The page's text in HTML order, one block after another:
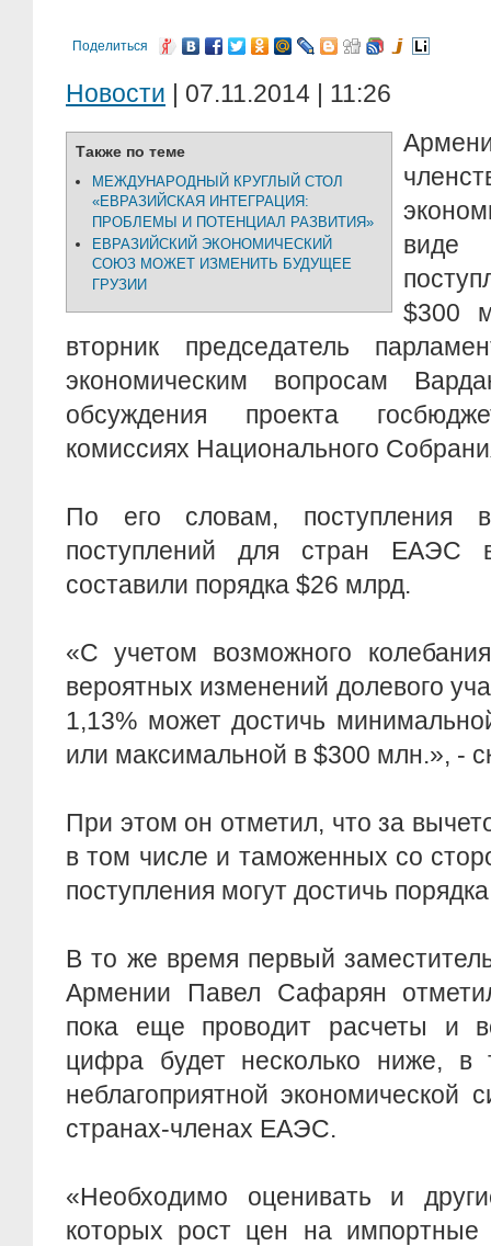
Поделиться
Новости | 07.11.2014 | 11:26
Также по теме
МЕЖДУНАРОДНЫЙ КРУГЛЫЙ СТОЛ
«ЕВРАЗИЙСКАЯ ИНТЕГРАЦИЯ:
ПРОБЛЕМЫ И ПОТЕНЦИАЛ РАЗВИТИЯ»
ЕВРАЗИЙСКИЙ ЭКОНОМИЧЕСКИЙ
СОЮЗ МОЖЕТ ИЗМЕНИТЬ БУДУЩЕЕ
ГРУЗИИ
$300
вторник председатель
экономическим вопросам
обсуждения проекта
комиссиях Национального
По его словам, поступления
поступлений для стран ЕАЭС
составили порядка $26 млрд.
«С учетом возможного
вероятных изменений долевого
1,13% может достичь
или максимальной в $300 млн.», -
При этом он отметил, что за
в том числе и таможенных со
поступления могут достичь
В то же время первый
Армении Павел Сафарян
пока еще проводит расчеты и
цифра будет несколько ниже,
неблагоприятной экономической
странах-членах ЕАЭС.
«Необходимо оценивать и
которых рост цен на импортные